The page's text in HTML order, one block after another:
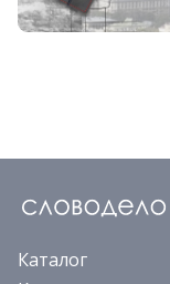
Каталог